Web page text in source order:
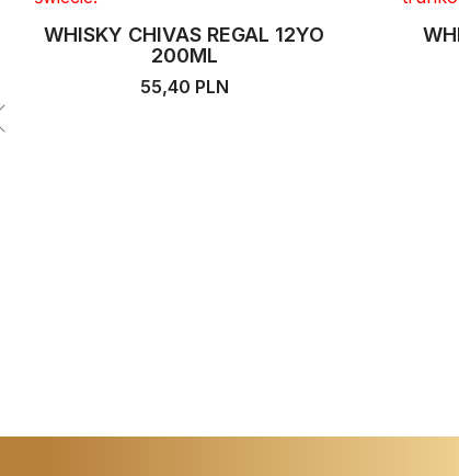
WHISKY CHIVAS REGAL 12YO
200ML
55,40 PLN